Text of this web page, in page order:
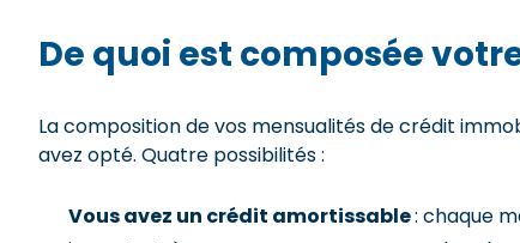
De quoi est composée
La composition de vos mensualités de crédit
avez opté. Quatre possibilités :
Vous avez un crédit amortissable: chaque